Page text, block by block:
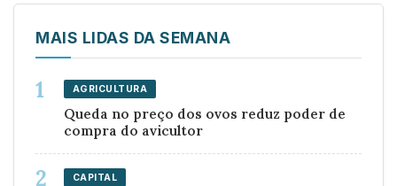
MAIS LIDAS DA SEMANA
AGRICULTURA
Queda no preço dos ovos reduz poder de
compra do avicultor
CAPITAL